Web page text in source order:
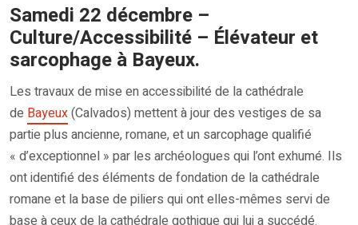
Samedi 22 décembre –
Culture/Accessibilité – Élévateur et
sarcophage à Bayeux.
Les travaux de mise en accessibilité de la cathédrale
de Bayeux(Calvados) mettent à jour des vestiges de sa
partie plus ancienne, romane, et un sarcophage qualifié
« d’exceptionnel » par les archéologues qui l’ont exhumé. Ils
ont identifié des éléments de fondation de la cathédrale
romane et la base de piliers qui ont elles-mêmes servi de
base à ceux de la cathédrale gothique qui lui a succédé.